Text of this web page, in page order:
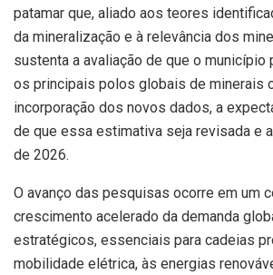
patamar que, aliado aos teores
da mineralização e à relevância dos
sustenta a avaliação de que o município
os principais polos globais de minerais
incorporação dos novos dados, a
de que essa estimativa seja revisada e
de 2026.
O avanço das pesquisas ocorre em um
crescimento acelerado da demanda
estratégicos, essenciais para cadeias
mobilidade elétrica, às energias